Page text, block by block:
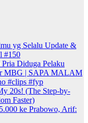
yg Selalu Update &
#150
Diduga Pelaku
MBG | SAPA MALAM
#clips #fyp
20s! (The Step-by-
Faster)
ke Prabowo, Arif: